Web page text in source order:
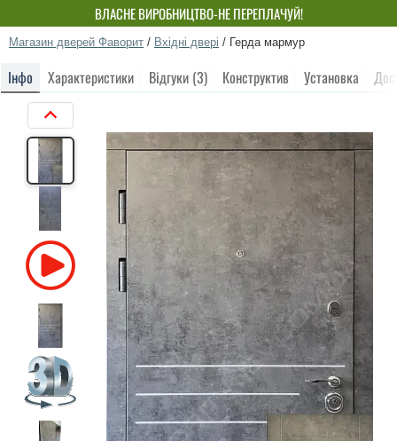
ВЛАСНЕ ВИРОБНИЦТВО-НЕ ПЕРЕПЛАЧУЙ!
Магазин дверей Фаворит / Вхідні двері / Герда мармур
Інфо Характеристики Відгуки (3) Конструктив Установка